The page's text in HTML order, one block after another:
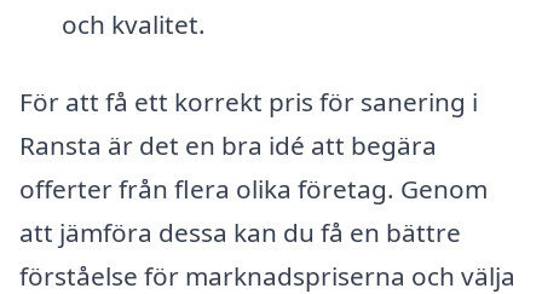
och kvalitet.
För att få ett korrekt pris för sanering i
Ransta är det en bra idé att begära
offerter från flera olika företag. Genom
att jämföra dessa kan du få en bättre
förståelse för marknadspriserna och välja